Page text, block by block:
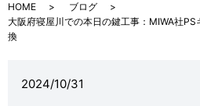
HOME
ブログ
大阪府寝屋川での本日の鍵工事：MIWA社
換
2024/10/31